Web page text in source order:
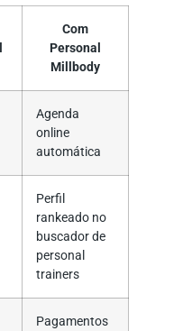
Com
Personal
Millbody
Agenda
online
automática
Perfil
rankeado no
buscador de
personal
trainers
Pagamentos